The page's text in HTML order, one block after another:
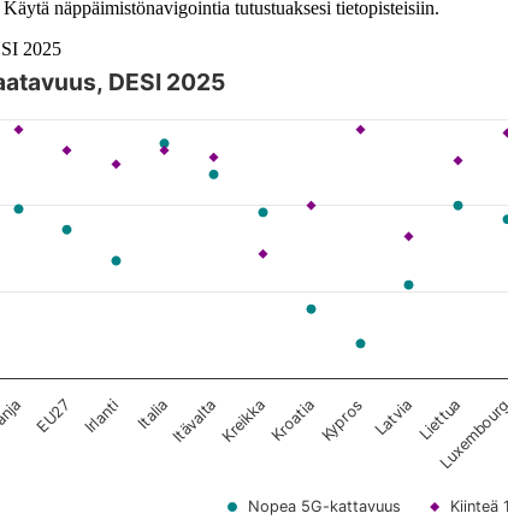
näppäimistönavigointia tutustuaksesi tietopisteisiin.
2025
sarkaimella ja selaa datapisteitä nuolinäppäimillä.
DESI 2025
Nopea 5G-kattavuus Kiinteä
EU27 Irlanti ItaliaItävaltaKreikkaKroatiaKypros LatviaLiettua